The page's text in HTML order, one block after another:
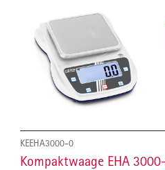
KEEHA3000-0
Kompaktwaage EHA